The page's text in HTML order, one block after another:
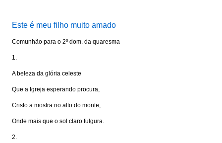
Este é meu filho muito amado
Comunhão para o 2º dom. da quaresma
1.
A beleza da glória celeste
Que a Igreja esperando procura,
Cristo a mostra no alto do monte,
Onde mais que o sol claro fulgura.
2.